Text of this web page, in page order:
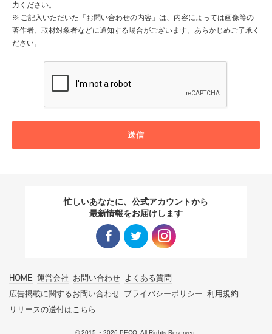
力ください。
ご記入いただいた「お問い合わせの内容」は、内容によっては画像等の
著作者、取材対象者などに通知する場合がございます。あらかじめご了承く
ださい。
送信
忙しいあなたに、公式アカウントから
最新情報をお届けします
HOME 運営会社 お問い合わせ よくある質問
広告掲載に関するお問い合わせ プライバシーポリシー 利用規約
リリースの送付はこちら
© 2015 ~ 2026 PECO. All Rights Reserved.